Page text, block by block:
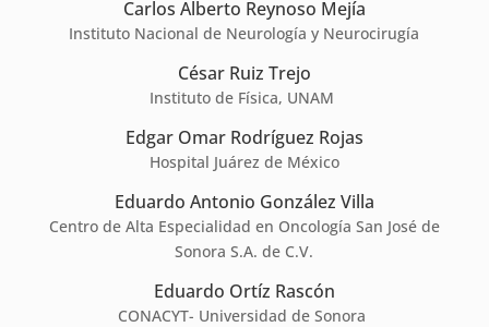
Carlos Alberto Reynoso Mejía
Instituto Nacional de Neurología y Neurocirugía
César Ruiz Trejo
Instituto de Física, UNAM
Edgar Omar Rodríguez Rojas
Hospital Juárez de México
Eduardo Antonio González Villa
Centro de Alta Especialidad en Oncología San José de
Sonora S.A. de C.V.
Eduardo Ortíz Rascón
CONACYT- Universidad de Sonora